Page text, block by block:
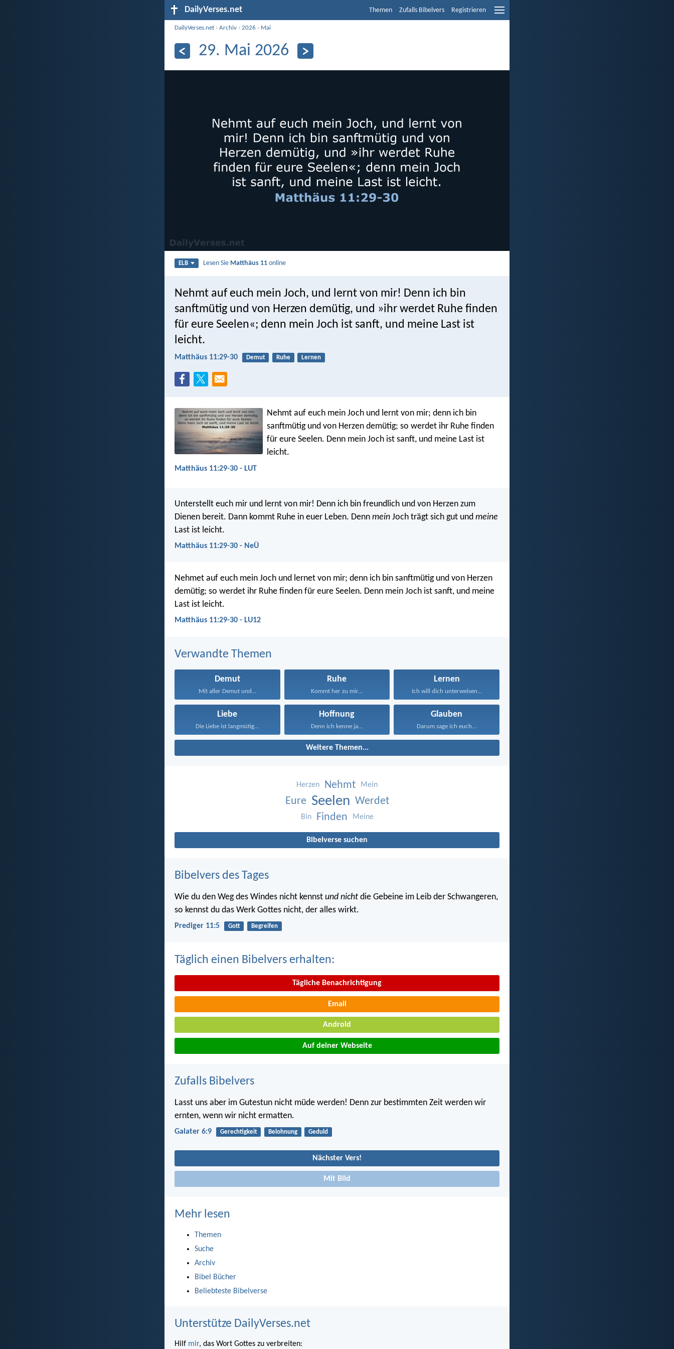
DailyVerses.net Themen Zufalls Bibelvers Registrieren
DailyVerses.net ›Archiv ›2026 › Mai
29. Mai 2026
ELB Lesen Sie Matthäus 11 online
Nehmt auf euch mein Joch, und lernt von mir! Denn ich bin
sanftmütig und von Herzen demütig, und »ihr werdet Ruhe finden
für eure Seelen«; denn mein Joch ist sanft, und meine Last ist
leicht.
Matthäus 11:29-30 Demut Ruhe Lernen
Nehmt auf euch mein Joch und lernt von mir; denn ich bin
sanftmütig und von Herzen demütig; so werdet ihr Ruhe finden
für eure Seelen. Denn mein Joch ist sanft, und meine Last ist
leicht.
Matthäus 11:29-30 - LUT
Unterstellt euch mir und lernt von mir! Denn ich bin freundlich und von Herzen zum
Dienen bereit. Dann kommt Ruhe in euer Leben. Denn mein Joch trägt sich gut und meine
Last ist leicht.
Matthäus 11:29-30 - NeÜ
Nehmet auf euch mein Joch und lernet von mir; denn ich bin sanftmütig und von Herzen
demütig; so werdet ihr Ruhe finden für eure Seelen. Denn mein Joch ist sanft, und meine
Last ist leicht.
Matthäus 11:29-30 - LU12
Verwandte Themen
Demut
Mit aller Demut und...
Ruhe
Kommt her zu mir...
Lernen
Ich will dich unterweisen...
Liebe
Die Liebe ist langmütig...
Hoffnung
Denn ich kenne ja...
Glauben
Darum sage ich euch...
Weitere Themen...
Herzen Nehmt Mein
Eure Seelen Werdet
Bin Finden Meine
Bibelverse suchen
Bibelvers des Tages
Wie du den Weg des Windes nicht kennst und nicht die Gebeine im Leib der Schwangeren,
so kennst du das Werk Gottes nicht, der alles wirkt.
Prediger 11:5 Gott Begreifen
Täglich einen Bibelvers erhalten:
Tägliche Benachrichtigung
Email
Android
Auf deiner Webseite
Zufalls Bibelvers
Lasst uns aber im Gutestun nicht müde werden! Denn zur bestimmten Zeit werden wir
ernten, wenn wir nicht ermatten.
Galater 6:9 Gerechtigkeit Belohnung Geduld
Nächster Vers!
Mit Bild
Mehr lesen
Themen
Suche
Archiv
Bibel Bücher
Beliebteste Bibelverse
Unterstütze DailyVerses.net
Hilf mir, das Wort Gottes zu verbreiten: